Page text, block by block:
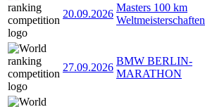
20.09.2026
Masters 100 km
Weltmeisterschaften
27.09.2026
BMW BERLIN-
MARATHON